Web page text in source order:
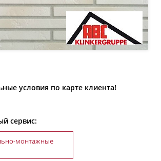
условия по карте клиента!
сервис:
монтажные